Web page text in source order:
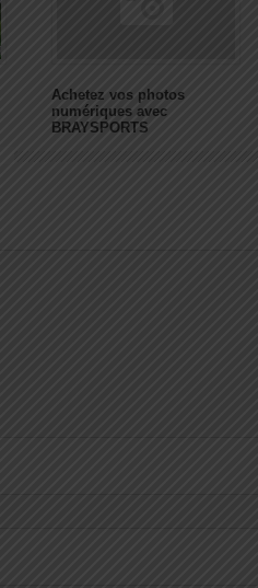
Achetez vos photos
numériques avec
BRAYSPORTS